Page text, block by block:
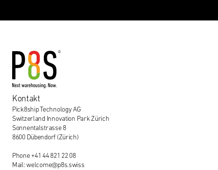
Kontakt
Pick8ship Technology AG
Switzerland Innovation Park Zürich
Sonnentalstrasse 8
8600 Dübendorf (Zürich)
Phone +41 44 821 22 08
Mail: welcome@p8s.swiss